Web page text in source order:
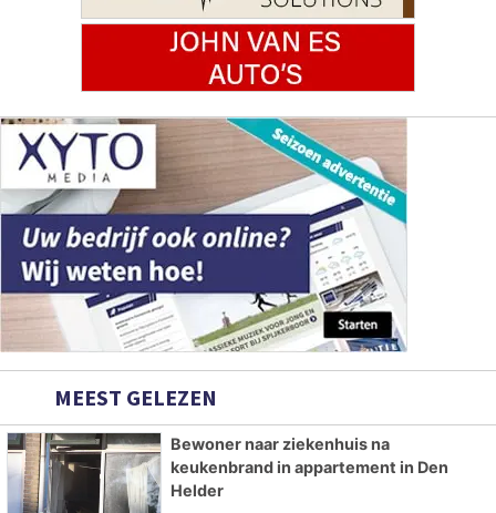
MEEST GELEZEN
Bewoner naar ziekenhuis na
keukenbrand in appartement in Den
Helder